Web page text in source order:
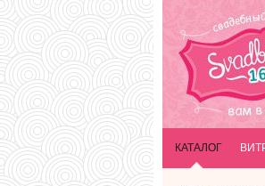
КАТАЛОГ